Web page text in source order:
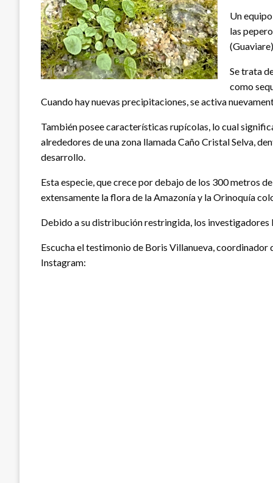
Un
las
Se trata
como
Cuando hay nuevas precipitaciones, se activa
También posee características rupícolas, lo cual
alrededores de una zona llamada Caño Cristal Selva,
desarrollo.
Esta especie, que crece por debajo de los 300 metros
extensamente la flora de la Amazonía y la Orinoquía
Debido a su distribución restringida, los
Escucha el testimonio de Boris Villanueva,
Instagram: